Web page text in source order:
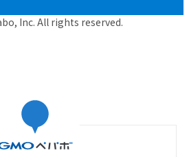
Inc. All rights reserved.